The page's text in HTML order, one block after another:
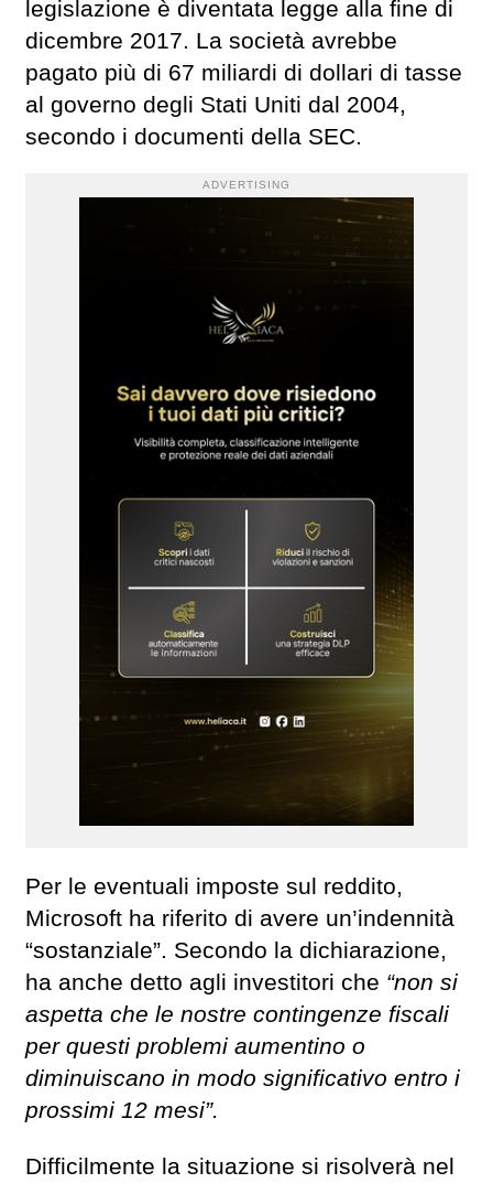
legislazione è diventata legge alla fine di
dicembre 2017. La società avrebbe
pagato più di 67 miliardi di dollari di tasse
al governo degli Stati Uniti dal 2004,
secondo i documenti della SEC.
ADVERTISING
Per le eventuali imposte sul reddito,
Microsoft ha riferito di avere un’indennità
“sostanziale”. Secondo la dichiarazione,
ha anche detto agli investitori che “non si
aspetta che le nostre contingenze fiscali
per questi problemi aumentino o
diminuiscano in modo significativo entro i
prossimi 12 mesi”.
Difficilmente la situazione si risolverà nel